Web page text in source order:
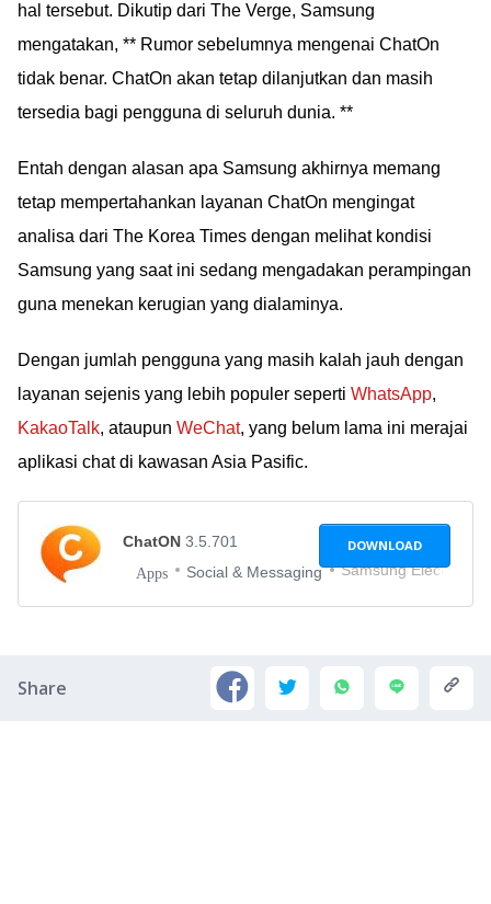
hal tersebut. Dikutip dari The Verge, Samsung
mengatakan, ** Rumor sebelumnya mengenai ChatOn
tidak benar. ChatOn akan tetap dilanjutkan dan masih
tersedia bagi pengguna di seluruh dunia. **
Entah dengan alasan apa Samsung akhirnya memang
tetap mempertahankan layanan ChatOn mengingat
analisa dari The Korea Times dengan melihat kondisi
Samsung yang saat ini sedang mengadakan perampingan
guna menekan kerugian yang dialaminya.
Dengan jumlah pengguna yang masih kalah jauh dengan
layanan sejenis yang lebih populer seperti WhatsApp,
KakaoTalk, ataupun WeChat, yang belum lama ini merajai
aplikasi chat di kawasan Asia Pasific.
ChatON 3.5.701
Apps Social & Messaging Samsung Electronics
DOWNLOAD
Share